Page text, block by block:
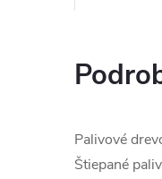
Palivové
Štiepané